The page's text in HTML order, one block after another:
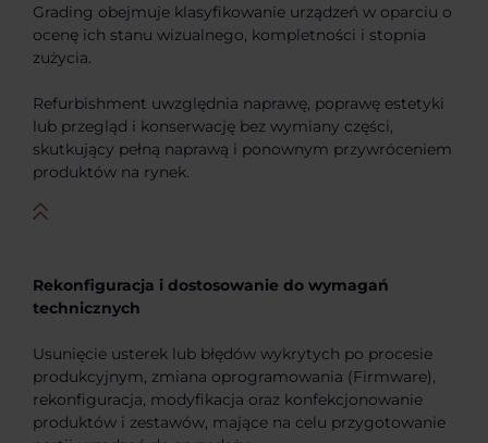
Grading obejmuje klasyfikowanie urządzeń w oparciu o
ocenę ich stanu wizualnego, kompletności i stopnia
zużycia.
Refurbishment uwzględnia naprawę, poprawę estetyki
lub przegląd i konserwację bez wymiany części,
skutkujący pełną naprawą i ponownym przywróceniem
produktów na rynek.
Rekonfiguracja i dostosowanie do wymagań
technicznych
Usunięcie usterek lub błędów wykrytych po procesie
produkcyjnym, zmiana oprogramowania (Firmware),
rekonfiguracja, modyfikacja oraz konfekcjonowanie
produktów i zestawów, mające na celu przygotowanie